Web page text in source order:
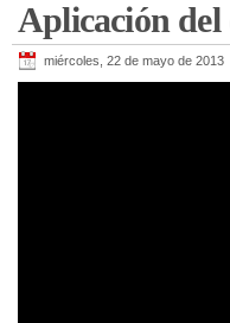
Aplicación
miércoles, 22 de mayo de 2013